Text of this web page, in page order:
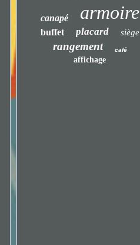
canapé armoire
buffet placard siège
rangement café
affichage